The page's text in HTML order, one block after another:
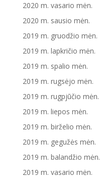
2020 m. vasario mėn.
2020 m. sausio mėn.
2019 m. gruodžio mėn.
2019 m. lapkričio mėn.
2019 m. spalio mėn.
2019 m. rugsėjo mėn.
2019 m. rugpjūčio mėn.
2019 m. liepos mėn.
2019 m. birželio mėn.
2019 m. gegužės mėn.
2019 m. balandžio mėn.
2019 m. vasario mėn.